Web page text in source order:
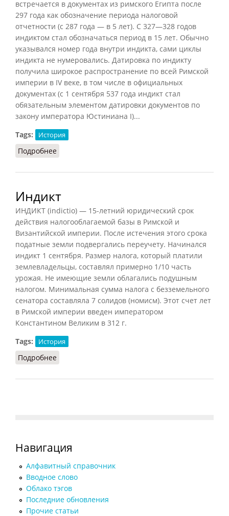
встречается в документах из римского Египта после
297 года как обозначение периода налоговой
отчетности (с 287 года — в 5 лет). С 327—328 годов
индиктом стал обозначаться период в 15 лет. Обычно
указывался номер года внутри индикта, сами циклы
индикта не нумеровались. Датировка по индикту
получила широкое распространение по всей Римской
империи в IV веке, в том числе в официальных
документах (с 1 сентября 537 года индикт стал
обязательным элементом датировки документов по
закону императора Юстиниана I)...
Tags:
История
Подробнее
Индикт
ИНДИКТ (indictio) — 15-летний юридический срок
действия налогооблагаемой базы в Римской и
Византийской империи. После истечения этого срока
податные земли подвергались переучету. Начинался
индикт 1 сентября. Размер налога, который платили
землевладельцы, составлял примерно 1/10 часть
урожая. Не имеющие земли облагались подушным
налогом. Минимальная сумма налога с безземельного
сенатора составляла 7 солидов (номисм). Этот счет лет
в Римской империи введен императором
Константином Великим в 312 г.
Tags:
История
Подробнее
Навигация
Алфавитный справочник
Вводное слово
Облако тэгов
Последние обновления
Прочие статьи